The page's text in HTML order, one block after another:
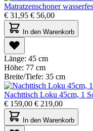
Matratzenschoner
€ 31,95 € 56,00
In den Warenkorb
Länge: 45 cm
Höhe: 77 cm
Breite/Tiefe: 35 cm
Nachttisch Loku 45cm, 1
€ 159,00 € 219,00
In den Warenkorb